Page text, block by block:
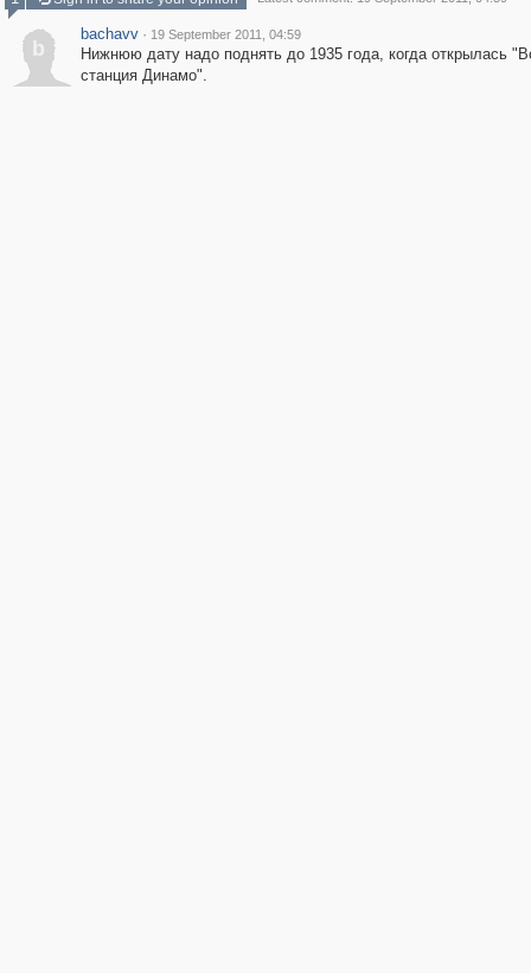
b
bachavv · 19 September 2011, 04:59
Нижнюю дату надо поднять до 1935 года, когда открылась
станция Динамо".